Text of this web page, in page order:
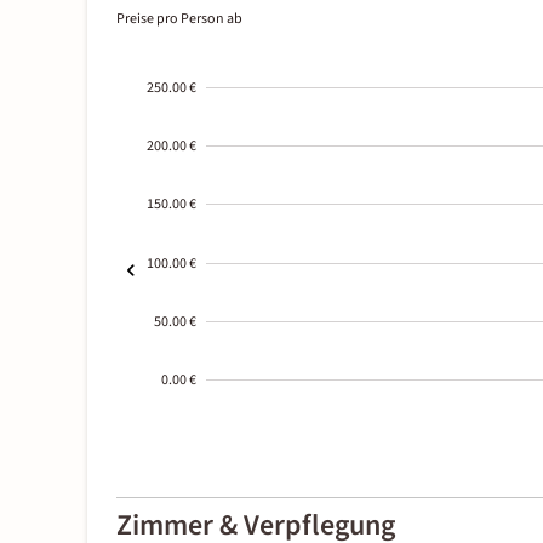
Preise pro Person ab
250.00 €
200.00 €
150.00 €
100.00 €
50.00 €
0.00 €
01-02
Zimmer & Verpflegung